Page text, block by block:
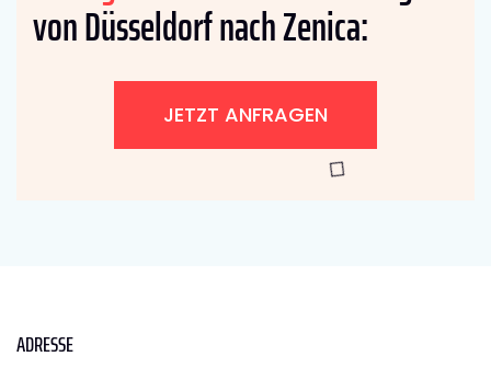
von Düsseldorf nach Zenica:
JETZT ANFRAGEN
ADRESSE